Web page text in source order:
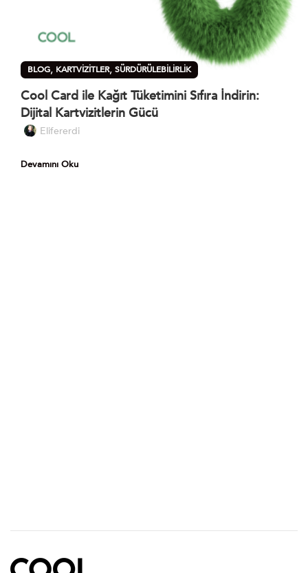
BLOG, KARTVIZITLER, SÜRDÜRÜLEBILIRLIK
Cool Card ile Kağıt Tüketimini Sıfıra İndirin:
Dijital Kartvizitlerin Gücü
Elifererdi
Devamını Oku